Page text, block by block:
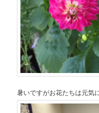
暑いですがお花たちは元気